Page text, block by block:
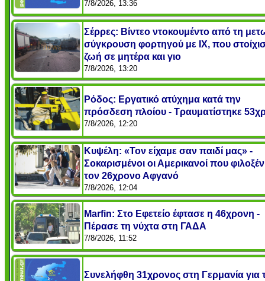
7/8/2026, 13:36
Σέρρες: Βίντεο ντοκουμέντο από τη
σύγκρουση φορτηγού με IX, που
ζωή σε μητέρα και γιο
7/8/2026, 13:20
Ρόδος: Εργατικό ατύχημα κατά την
πρόσδεση πλοίου - Τραυματίστηκε
7/8/2026, 12:20
Κυψέλη: «Τον είχαμε σαν παιδί μας» -
Σοκαρισμένοι οι Αμερικανοί που
τον 26χρονο Αφγανό
7/8/2026, 12:04
Marfin: Στο Εφετείο έφτασε η 46χρονη -
Πέρασε τη νύχτα στη ΓΑΔΑ
7/8/2026, 11:52
Συνελήφθη 31χρονος στη Γερμανία για